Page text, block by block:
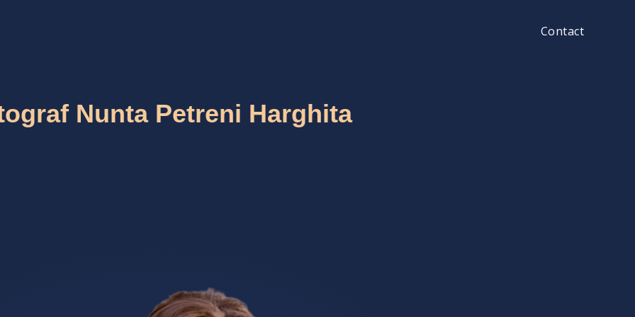
Contact
Nunta Petreni Harghita